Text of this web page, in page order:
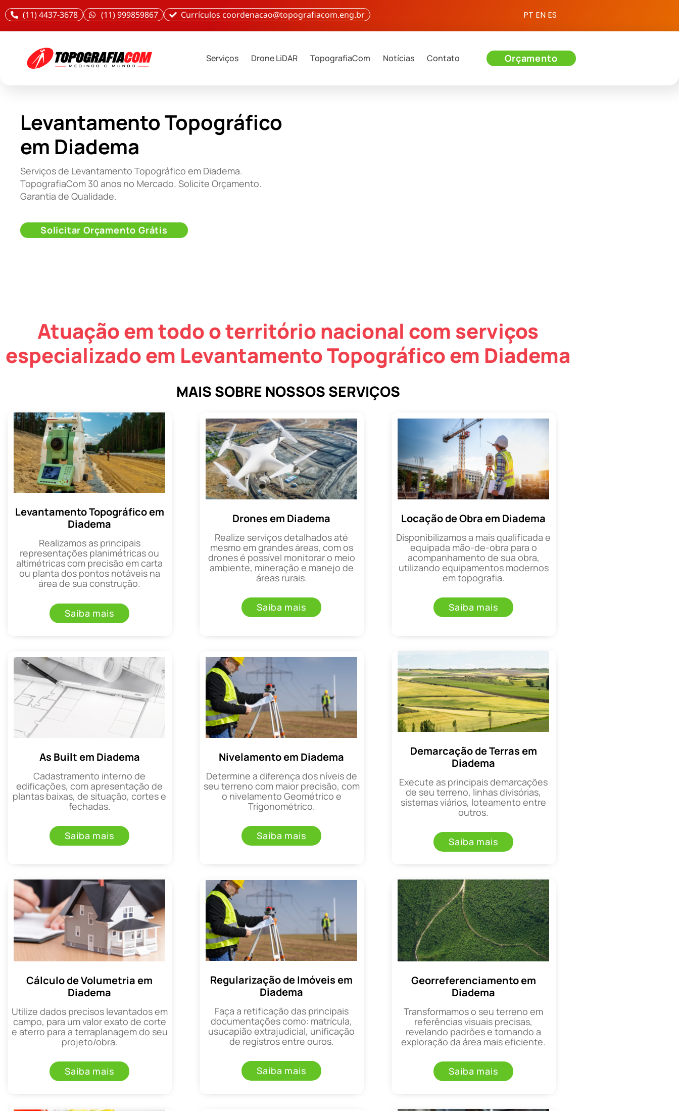
(11) 4437-3678 (11) 999859867 Currículos coordenacao@topografiacom.eng.br PT EN ES
Serviços Drone LiDAR TopografiaCom Notícias Contato Orçamento
Levantamento Topográfico
em Diadema
Serviços de Levantamento Topográfico em Diadema.
TopografiaCom 30 anos no Mercado. Solicite Orçamento.
Garantia de Qualidade.
Solicitar Orçamento Grátis
Atuação em todo o território nacional com serviços
especializado em Levantamento Topográfico em Diadema
MAIS SOBRE NOSSOS SERVIÇOS
Levantamento Topográfico em
Diadema
Realizamos as principais
representações planimétricas ou
altimétricas com precisão em carta
ou planta dos pontos notáveis na
área de sua construção.
Saiba mais
Drones em Diadema
Realize serviços detalhados até
mesmo em grandes áreas, com os
drones é possível monitorar o meio
ambiente, mineração e manejo de
áreas rurais.
Saiba mais
Locação de Obra em Diadema
Disponibilizamos a mais qualificada e
equipada mão-de-obra para o
acompanhamento de sua obra,
utilizando equipamentos modernos
em topografia.
Saiba mais
As Built em Diadema
Cadastramento interno de
edificações, com apresentação de
plantas baixas, de situação, cortes e
fechadas.
Saiba mais
Nivelamento em Diadema
Determine a diferença dos níveis de
seu terreno com maior precisão, com
o nivelamento Geométrico e
Trigonométrico.
Saiba mais
Demarcação de Terras em
Diadema
Execute as principais demarcações
de seu terreno, linhas divisórias,
sistemas viários, loteamento entre
outros.
Saiba mais
Cálculo de Volumetria em
Diadema
Utilize dados precisos levantados em
campo, para um valor exato de corte
e aterro para a terraplanagem do seu
projeto/obra.
Saiba mais
Regularização de Imóveis em
Diadema
Faça a retificação das principais
documentações como: matrícula,
usucapião extrajudicial, unificação
de registros entre ouros.
Saiba mais
Georreferenciamento em
Diadema
Transformamos o seu terreno em
referências visuais precisas,
revelando padrões e tornando a
exploração da área mais eficiente.
Saiba mais